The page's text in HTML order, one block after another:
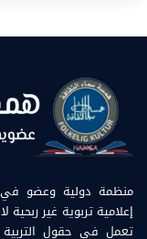
منظمة دولية وعضو في
إعلامية تربوية غير
تعمل في حقول التربية